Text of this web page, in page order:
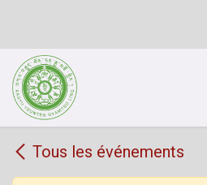
Se rendre au contenu
Tous les événements